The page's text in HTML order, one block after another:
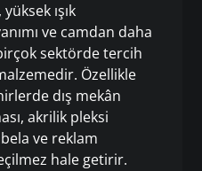
ışık
ve camdan daha
sektörde tercih
Özellikle
dış mekân
akrilik pleksi
ve reklam
hale getirir.